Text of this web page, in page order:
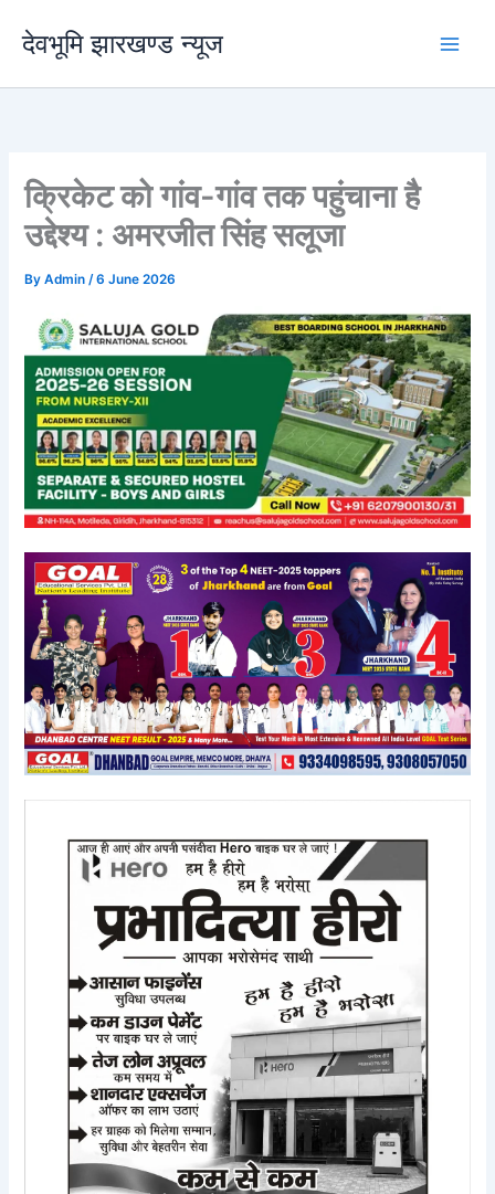
content
देवभूमि झारखण्ड न्यूज
क्रिकेट को गांव-गांव तक पहुंचाना है
उद्देश्य : अमरजीत सिंह सलूजा
ByAdmin/6 June 2026